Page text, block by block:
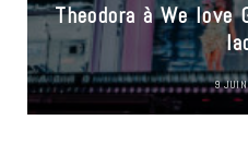
Theodora à We love
9